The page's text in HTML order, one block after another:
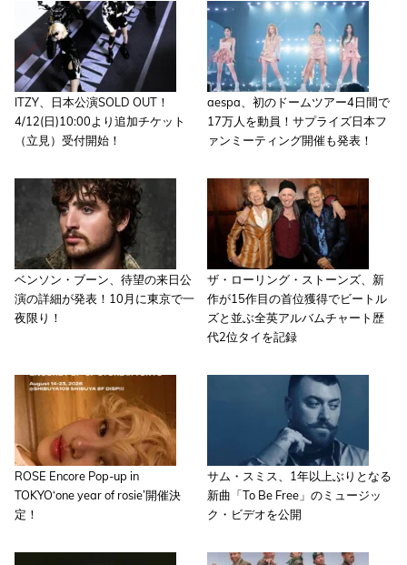
ITZY、日本公演SOLD OUT！
4/12(日)10:00より追加チケット
（立見）受付開始！
aespa、初のドームツアー4日間で
17万人を動員！サプライズ日本フ
ァンミーティング開催も発表！
ベンソン・ブーン、待望の来日公
演の詳細が発表！10月に東京で一
夜限り！
ザ・ローリング・ストーンズ、新
作が15作目の首位獲得でビートル
ズと並ぶ全英アルバムチャート歴
代2位タイを記録
ROSE Encore Pop-up in
TOKYO‘one year of rosie’開催決
定！
サム・スミス、1年以上ぶりとなる
新曲「To Be Free」のミュージッ
ク・ビデオを公開